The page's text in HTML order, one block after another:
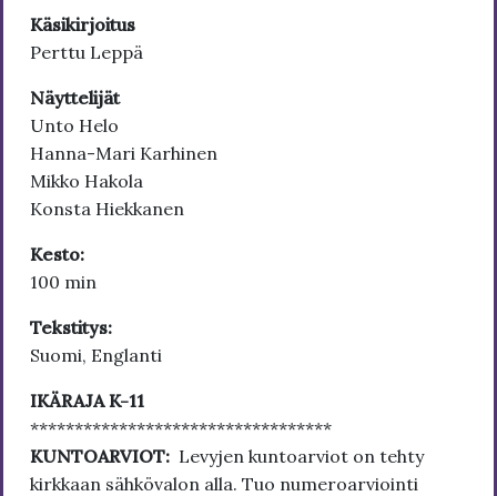
Käsikirjoitus
Perttu Leppä
Näyttelijät
Unto Helo
Hanna-Mari Karhinen
Mikko Hakola
Konsta Hiekkanen
Kesto:
100 min
Tekstitys:
Suomi, Englanti
IKÄRAJA K-11
**********************************
KUNTOARVIOT: Levyjen kuntoarviot on tehty
kirkkaan sähkövalon alla. Tuo numeroarviointi